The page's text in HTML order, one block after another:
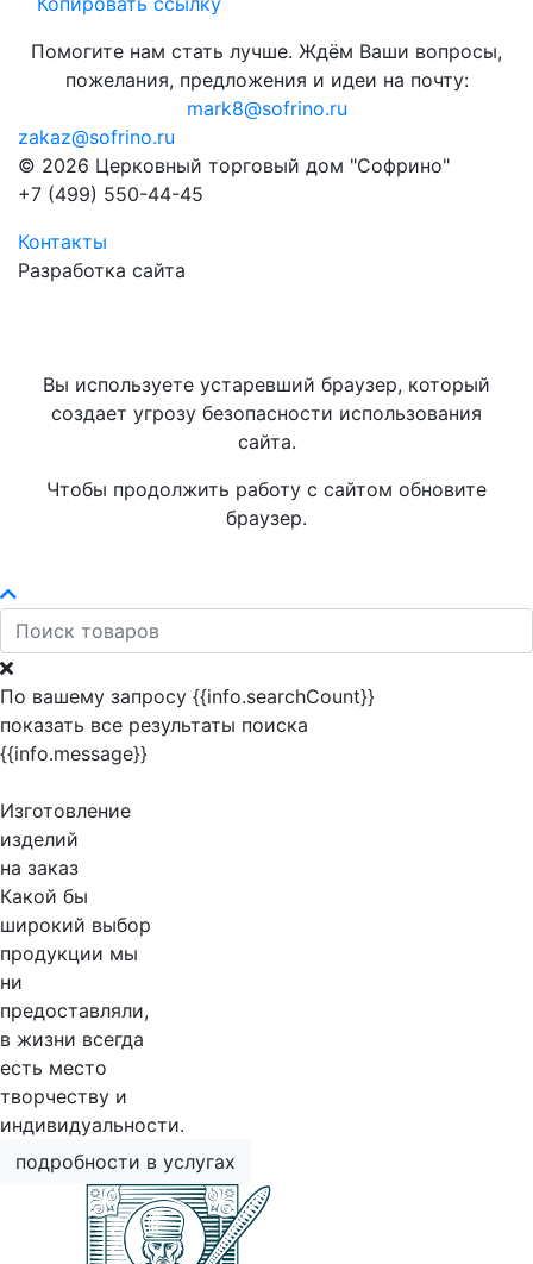
Помогите нам стать лучше. Ждём Ваши вопросы,
пожелания, предложения и идеи на почту:
mark8@sofrino.ru
zakaz@sofrino.ru
© 2026 Церковный торговый дом "Софрино"
+7 (499) 550-44-45
Контакты
Разработка сайта
Вы используете устаревший браузер, который
создает угрозу безопасности использования
сайта.
Чтобы продолжить работу с сайтом обновите
браузер.
По вашему запросу {{info.searchCount}}
показать все результаты поиска
{{info.message}}
Изготовление
изделий
на заказ
Какой бы
широкий выбор
продукции мы
ни
предоставляли,
в жизни всегда
есть место
творчеству и
индивидуальности.
подробности в услугах